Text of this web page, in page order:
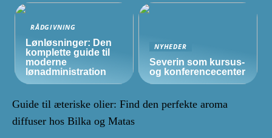
RÅDGIVNING
Lønløsninger: Den
komplette guide til
moderne
lønadministration
NYHEDER
Severin som kursus-
og konferencecenter
Guide til æteriske olier: Find den perfekte aroma
diffuser hos Bilka og Matas